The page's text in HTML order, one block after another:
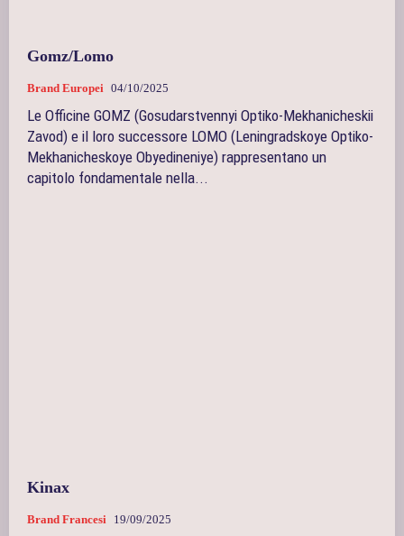
Gomz/Lomo
Brand Europei 04/10/2025
Le Officine GOMZ (Gosudarstvennyi Optiko-Mekhanicheskii
Zavod) e il loro successore LOMO (Leningradskoye Optiko-
Mekhanicheskoye Obyedineniye) rappresentano un
capitolo fondamentale nella...
Kinax
Brand Francesi 19/09/2025